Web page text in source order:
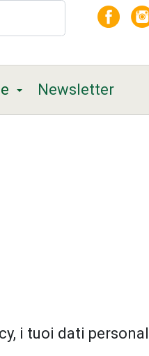
Newsletter
i tuoi dati